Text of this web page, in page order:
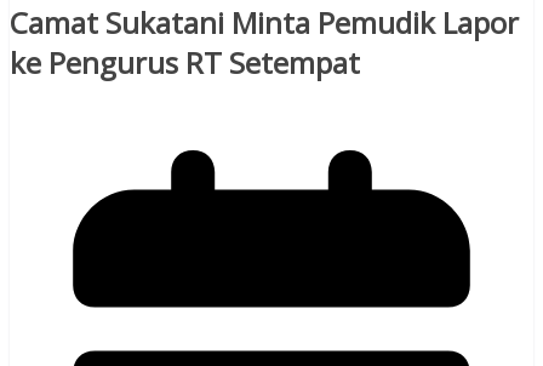
Camat Sukatani Minta Pemudik Lapor
ke Pengurus RT Setempat